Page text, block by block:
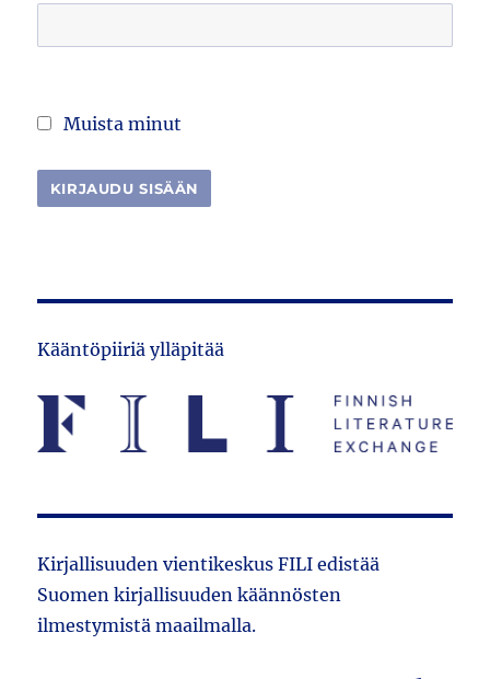
Muista minut
Kääntöpiiriä ylläpitää
Kirjallisuuden vientikeskus FILI edistää
Suomen kirjallisuuden käännösten
ilmestymistä maailmalla.